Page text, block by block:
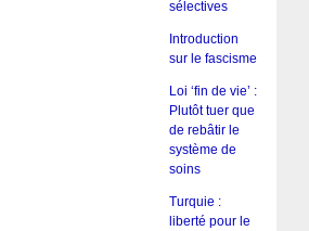
sélectives
Introduction
sur le fascisme
Loi ‘fin de vie’ :
Plutôt tuer que
de rebâtir le
système de
soins
Turquie :
liberté pour le